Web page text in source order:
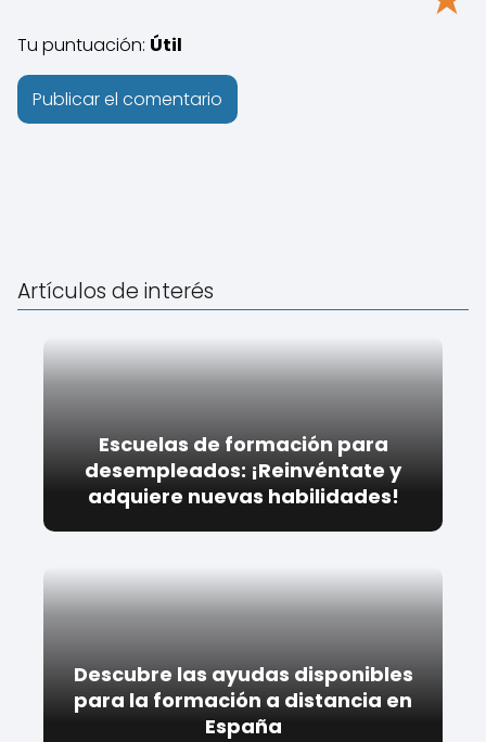
Tu puntuación: Útil
Artículos de interés
Escuelas de formación para
desempleados: ¡Reinvéntate y
adquiere nuevas habilidades!
Descubre las ayudas disponibles
para la formación a distancia en
España